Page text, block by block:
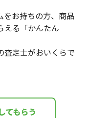
をお持ちの方、商品
える「かんたん
査定士がおいくらで
てもらう